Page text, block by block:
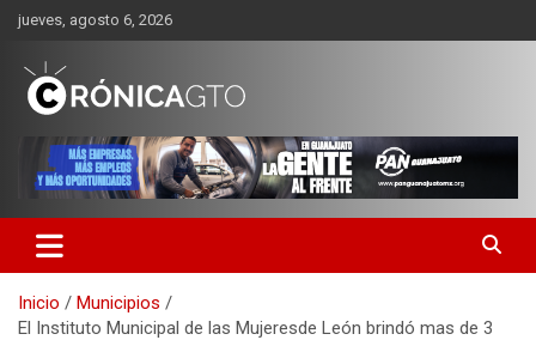
Saltar
contenido
jueves, agosto 6, 2026
CRONICA GUANAJUATO
Inicio
Municipios
El Instituto Municipal de las Mujeresde León brindó mas de 3